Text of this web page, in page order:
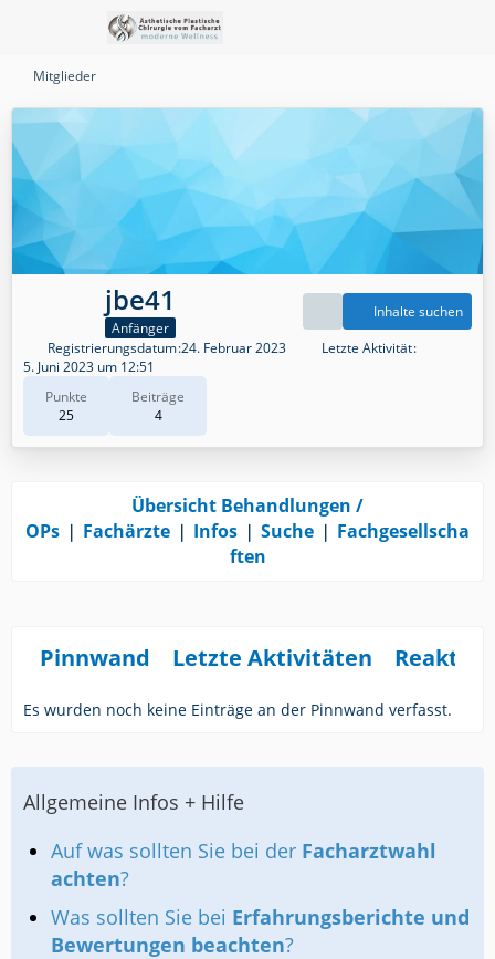
Mitglieder
jbe41
Anfänger
Punkte
25
Beiträge
4
Inhalte suchen
Registrierungsdatum 24. Februar 2023
Letzte Aktivität
5. Juni 2023 um 12:51
Übersicht Behandlungen /
OPs ❘ Fachärzte ❘ Infos ❘ Suche ❘ Fachgesellscha
ften
Pinnwand Letzte Aktivitäten
Es wurden noch keine Einträge an der Pinnwand verfasst.
Allgemeine Infos + Hilfe
Auf was sollten Sie bei der Facharztwahl
achten?
Was sollten Sie bei Erfahrungsberichte und
Bewertungen beachten?